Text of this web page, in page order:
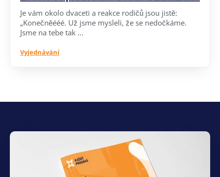
Je vám okolo dvaceti a reakce rodičů jsou jistě:
„Konečněééé. Už jsme mysleli, že se nedočkáme.
Jsme na tebe tak ...
Vyjednávání